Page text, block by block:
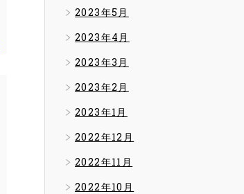
2023年5月
2023年4月
2023年3月
2023年2月
2023年1月
2022年12月
2022年11月
2022年10月